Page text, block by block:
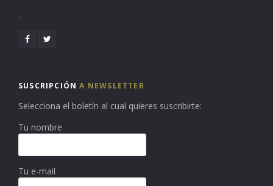
.
SUSCRIPCIÓNA NEWSLETTER
Selecciona el boletín al cual quieres suscribirte:
Tu nombre
Tu e-mail